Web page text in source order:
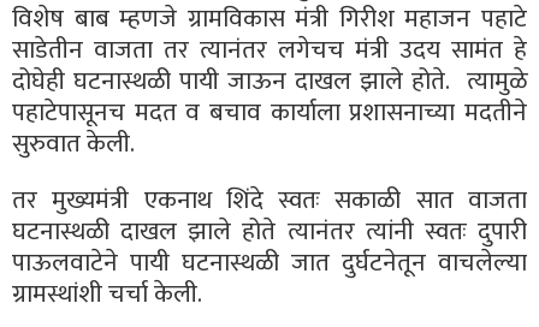
विशेष बाब म्हणजे ग्रामविकास मंत्री गिरीश महाजन पहाटे
साडेतीन वाजता तर त्यानंतर लगेचच मंत्री उदय सामंत हे
दोघेही घटनास्थळी पायी जाऊन दाखल झाले होते. त्यामुळे
पहाटेपासूनच मदत व बचाव कार्याला प्रशासनाच्या मदतीने
सुरुवात केली.
तर मुख्यमंत्री एकनाथ शिंदे स्वतः सकाळी सात वाजता
घटनास्थळी दाखल झाले होते त्यानंतर त्यांनी स्वतः दुपारी
पाऊलवाटेने पायी घटनास्थळी जात दुर्घटनेतून वाचलेल्या
ग्रामस्थांशी चर्चा केली.